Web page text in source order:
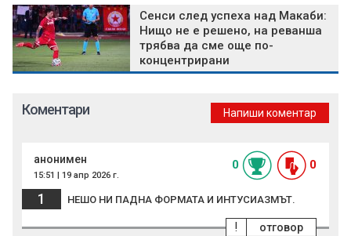
Сенси след успеха над Макаби:
Нищо не е решено, на реванша
трябва да сме още по-
концентрирани
Коментари Напиши коментар
анонимен
15:51 | 19 апр 2026 г.
0 0
1 НЕШО НИ ПАДНА ФОРМАТА И ИНТУСИАЗМЪТ.
отговор
!